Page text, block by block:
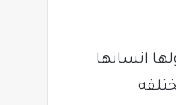
انسانها